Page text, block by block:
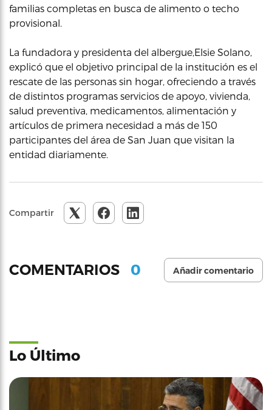
familias completas en busca de alimento o techo
provisional.
La fundadora y presidenta del albergue,Elsie Solano,
explicó que el objetivo principal de la institución es el
rescate de las personas sin hogar, ofreciendo a través
de distintos programas servicios de apoyo, vivienda,
salud preventiva, medicamentos, alimentación y
artículos de primera necesidad a más de 150
participantes del área de San Juan que visitan la
entidad diariamente.
Compartir
COMENTARIOS 0 Añadir comentario
Lo Último